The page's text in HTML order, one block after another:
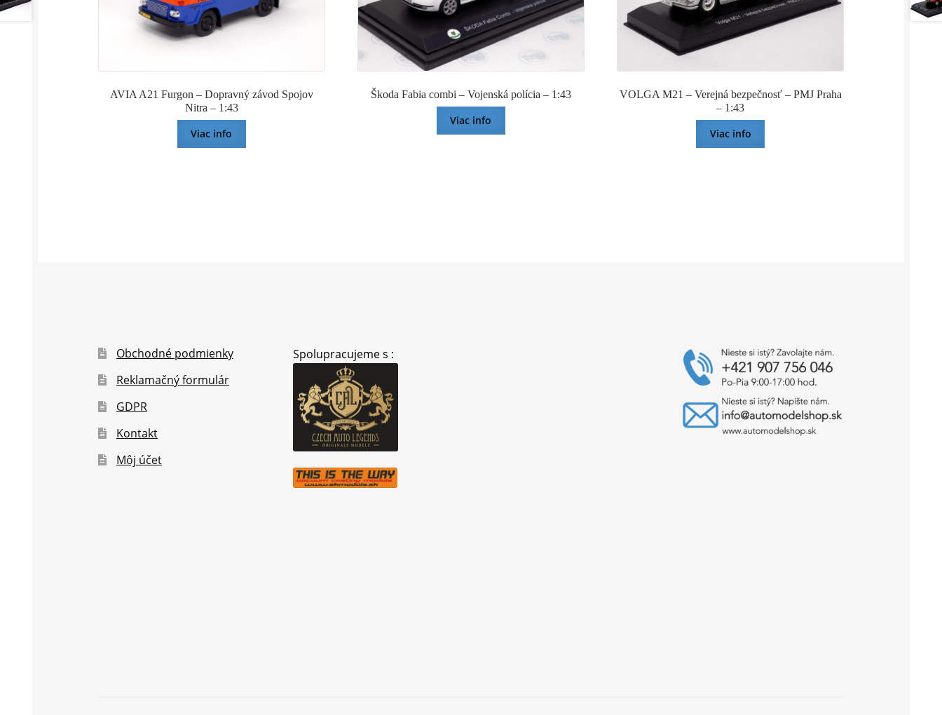
AVIA A21 Furgon – Dopravný závod Spojov
Nitra – 1:43
Viac info
Škoda Fabia combi – Vojenská polícia – 1:43
Viac info
VOLGA M21 – Verejná bezpečnosť – PMJ Praha
– 1:43
Viac info
Obchodné podmienky
Reklamačný formulár
GDPR
Kontakt
Môj účet
Spolupracujeme s :